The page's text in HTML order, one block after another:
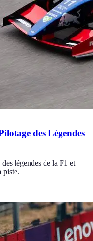
des Légendes
légendes de la F1 et
piste.